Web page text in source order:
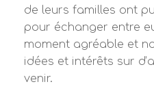
de leurs familles ont
pour échanger entre
moment agréable et
idées et intérêts sur
venir.